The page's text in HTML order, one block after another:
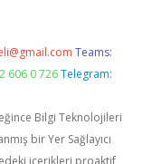
Teams:
606 0 726 Telegram:
Bilgi Teknolojileri
bir Yer Sağlayıcı
içerikleri proaktif